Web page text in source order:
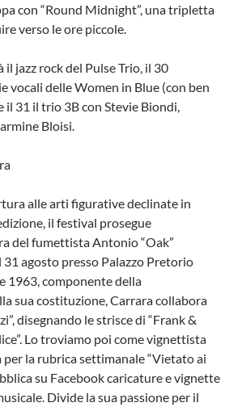
con “Round Midnight”, una tripletta
verso le ore piccole.
il jazz rock del Pulse Trio, il 30
vocali delle Women in Blue (con ben
31 il trio 3B con Stevie Biondi,
Bloisi.
alle arti figurative declinate in
il festival prosegue
del fumettista Antonio “Oak”
agosto presso Palazzo Pretorio
1963, componente della
sua costituzione, Carrara collabora
disegnando le strisce di “Frank &
Lo troviamo poi come vignettista
la rubrica settimanale “Vietato ai
su Facebook caricature e vignette
Divide la sua passione per il